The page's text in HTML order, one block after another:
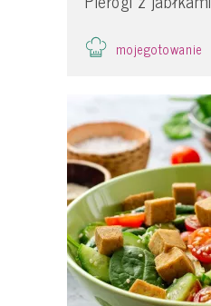
mojegotowanie